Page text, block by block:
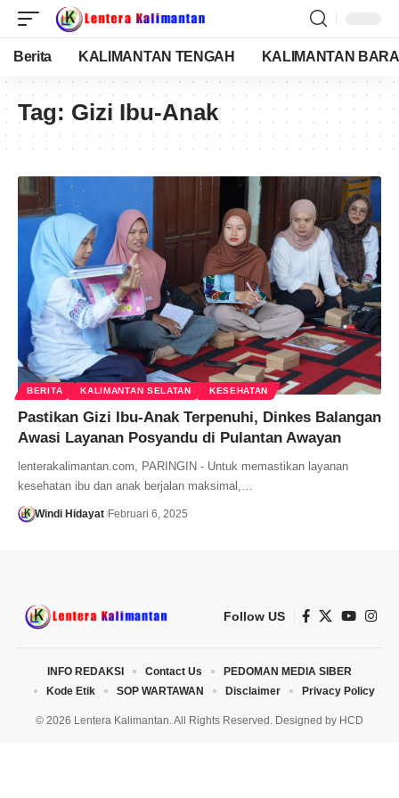
Berita KALIMANTAN TENGAH KALIMANTAN
Tag: Gizi Ibu-Anak
BERITA KALIMANTAN SELATAN KESEHATAN
Pastikan Gizi Ibu-Anak Terpenuhi, Dinkes Balangan
Awasi Layanan Posyandu di Pulantan Awayan
lenterakalimantan.com, PARINGIN - Untuk memastikan layanan
kesehatan ibu dan anak berjalan maksimal,…
Windi Hidayat Februari 6, 2025
Follow US
© 2026 Lentera Kalimantan. All Rights Reserved. Designed by HCD
INFO REDAKSI Contact Us
PEDOMAN MEDIA SIBER
Kode Etik
SOP WARTAWAN Disclaimer Privacy Policy